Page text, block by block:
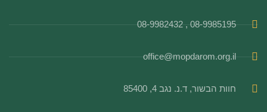
08-9985195 , 08-9982432
office@mopdarom.org.il
חוות הבשור, ד.נ. נגב 4, 85400